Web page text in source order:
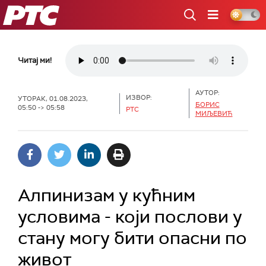
РТС
Читај ми!
УТОРАК, 01.08.2023,
05:50 -> 05:58
ИЗВОР:
РТС
АУТОР:
БОРИС
МИЉЕВИЋ
Алпинизам у кућним
условима - који послови у
стану могу бити опасни по
живот